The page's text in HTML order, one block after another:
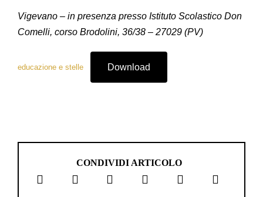
Vigevano – in presenza presso Istituto Scolastico Don
Comelli, corso Brodolini, 36/38 – 27029 (PV)
educazione e stelle Download
CONDIVIDI ARTICOLO